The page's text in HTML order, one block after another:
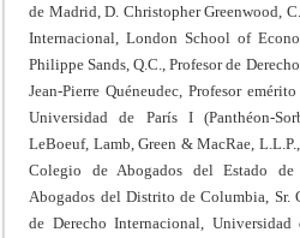
de Madrid, D. Christopher Greenwood,
Internacional, London School of
Philippe Sands, Q.C., Profesor de
Jean-Pierre Quéneudec, Profesor
Universidad de París I (Panthéon-
LeBoeuf, Lamb, Green & MacRae,
Colegio de Abogados del Estado
Abogados del Distrito de Columbia, Sr.
de Derecho Internacional,